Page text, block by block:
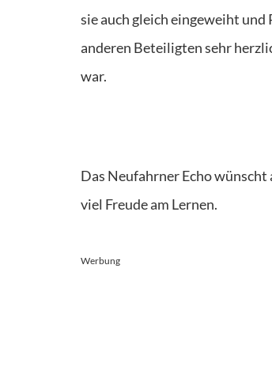
sie auch gleich eingeweiht
anderen Beteiligten sehr
war.
Das Neufahrner Echo
viel Freude am Lernen.
Werbung